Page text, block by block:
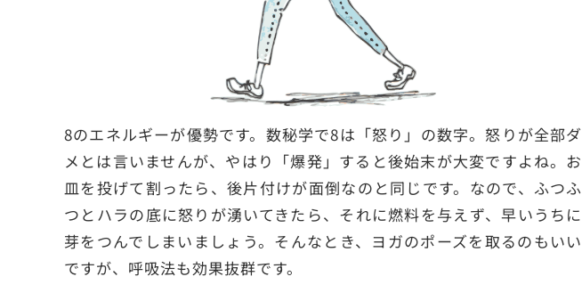
8のエネルギーが優勢です。数秘学で8は「怒り」の数字。怒りが全部ダ
メとは言いませんが、やはり「爆発」すると後始末が大変ですよね。お
皿を投げて割ったら、後片付けが面倒なのと同じです。なので、ふつふ
つとハラの底に怒りが湧いてきたら、それに燃料を与えず、早いうちに
芽をつんでしまいましょう。そんなとき、ヨガのポーズを取るのもいい
ですが、呼吸法も効果抜群です。